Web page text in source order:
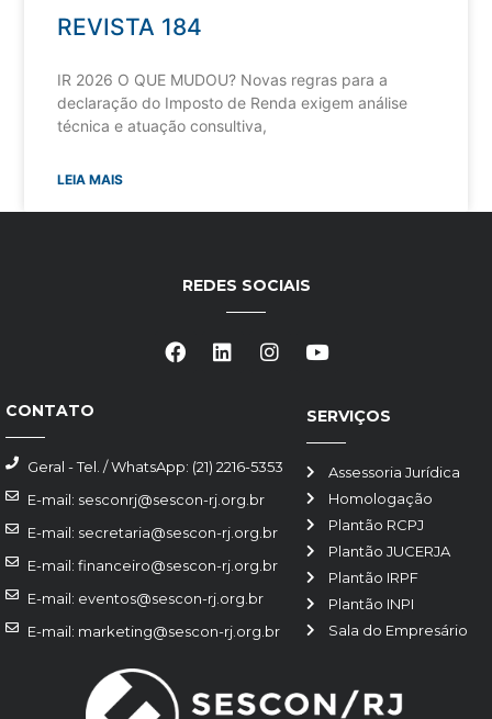
REVISTA 184
IR 2026 O QUE MUDOU? Novas regras para a
declaração do Imposto de Renda exigem análise
técnica e atuação consultiva,
LEIA MAIS
SERVIÇOS
Assessoria Jurídica
Homologação
Plantão RCPJ
Plantão JUCERJA
Plantão IRPF
Plantão INPI
Sala do Empresário
CONTATO
Geral - Tel. / WhatsApp: (21) 2216-5353
E-mail: sesconrj@sescon-rj.org.br
E-mail: secretaria@sescon-rj.org.br
E-mail: financeiro@sescon-rj.org.br
E-mail: eventos@sescon-rj.org.br
E-mail: marketing@sescon-rj.org.br
REDES SOCIAIS